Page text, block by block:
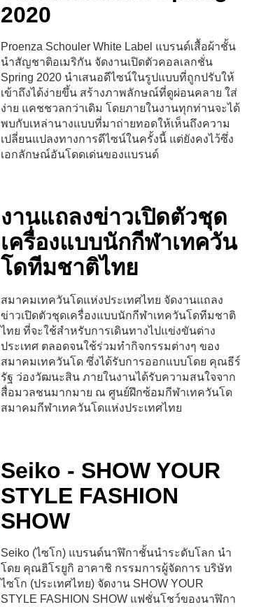
2020
Proenza Schouler White Label แบรนด์เสื้อผ้าชั้น
นำสัญชาติอเมริกัน จัดงานเปิดตัวคอลเลกชั่น
Spring 2020 นำเสนอดีไซน์ในรูปแบบที่ถูกปรับให้
เข้าถึงได้ง่ายขึ้น สร้างภาพลักษณ์ที่ดูผ่อนคลาย ใส่
ง่าย แคชชวลกว่าเดิม โดยภายในงานทุกท่านจะได้
พบกับเหล่านางแบบที่มาถ่ายทอดให้เห็นถึงความ
เปลี่ยนแปลงทางการดีไซน์ในครั้งนี้ แต่ยังคงไว้ซึ่ง
เอกลักษณ์อันโดดเด่นของแบรนด์
งานแถลงข่าวเปิดตัวชุด
เครื่องแบบนักกีฬาเทควัน
โดทีมชาติไทย
สมาคมเทควันโดแห่งประเทศไทย จัดงานแถลง
ข่าวเปิดตัวชุดเครื่องแบบนักกีฬาเทควันโดทีมชาติ
ไทย ที่จะใช้สำหรับการเดินทางไปแข่งขันต่าง
ประเทศ ตลอดจนใช้ร่วมทำกิจกรรมต่างๆ ของ
สมาคมเทควันโด ซึ่งได้รับการออกแบบโดย คุณธีร์
รัฐ ว่องวัฒนะสิน ภายในงานได้รับความสนใจจาก
สื่อมวลชนมากมาย ณ ศูนย์ฝึกซ้อมกีฬาเทควันโด
สมาคมกีฬาเทควันโดแห่งประเทศไทย
Seiko - SHOW YOUR
STYLE FASHION
SHOW
Seiko (ไซโก) แบรนด์นาฬิกาชั้นนำระดับโลก นำ
โดย คุณฮิโรยูกิ อาคาชิ กรรมการผู้จัดการ บริษัท
ไซโก (ประเทศไทย) จัดงาน SHOW YOUR
STYLE FASHION SHOW แฟชั่นโชว์ของนาฬิกา